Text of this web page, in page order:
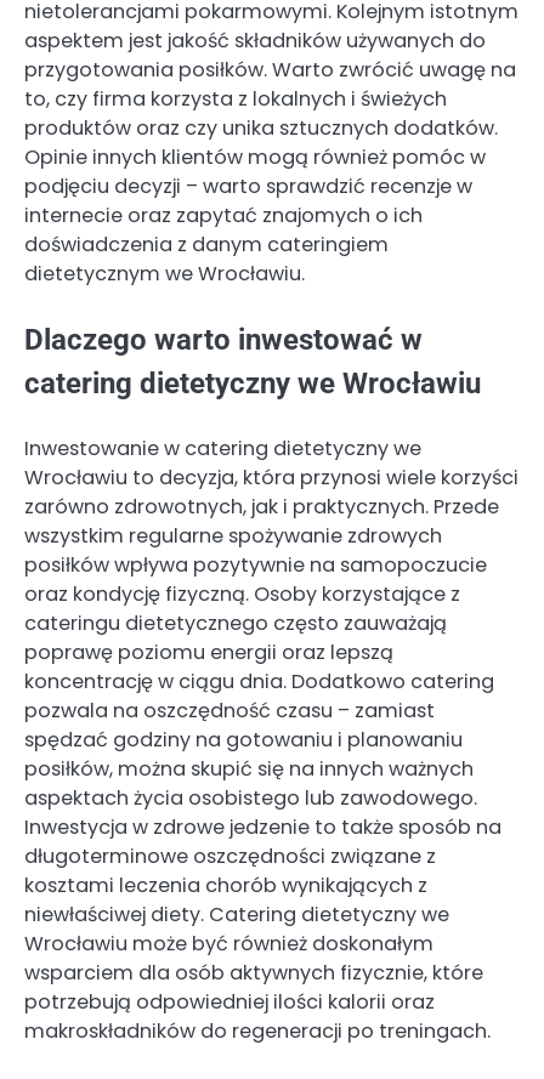
nietolerancjami pokarmowymi. Kolejnym istotnym
aspektem jest jakość składników używanych do
przygotowania posiłków. Warto zwrócić uwagę na
to, czy firma korzysta z lokalnych i świeżych
produktów oraz czy unika sztucznych dodatków.
Opinie innych klientów mogą również pomóc w
podjęciu decyzji – warto sprawdzić recenzje w
internecie oraz zapytać znajomych o ich
doświadczenia z danym cateringiem
dietetycznym we Wrocławiu.
Dlaczego warto inwestować w
catering dietetyczny we Wrocławiu
Inwestowanie w catering dietetyczny we
Wrocławiu to decyzja, która przynosi wiele korzyści
zarówno zdrowotnych, jak i praktycznych. Przede
wszystkim regularne spożywanie zdrowych
posiłków wpływa pozytywnie na samopoczucie
oraz kondycję fizyczną. Osoby korzystające z
cateringu dietetycznego często zauważają
poprawę poziomu energii oraz lepszą
koncentrację w ciągu dnia. Dodatkowo catering
pozwala na oszczędność czasu – zamiast
spędzać godziny na gotowaniu i planowaniu
posiłków, można skupić się na innych ważnych
aspektach życia osobistego lub zawodowego.
Inwestycja w zdrowe jedzenie to także sposób na
długoterminowe oszczędności związane z
kosztami leczenia chorób wynikających z
niewłaściwej diety. Catering dietetyczny we
Wrocławiu może być również doskonałym
wsparciem dla osób aktywnych fizycznie, które
potrzebują odpowiedniej ilości kalorii oraz
makroskładników do regeneracji po treningach.